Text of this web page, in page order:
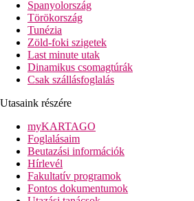
távolság a tengerparttól: közvetlen
távolság a repülőtértől: kb. 100 km
távolság a központtól: kb. 8 km
távolság a vásárlási lehetőségektől:
Szobák felszereltsége
Szobák
légkondicionáló
telefon, SAT-TV
Wi-Fi ingyenesen
minibár (víz- és üdítőbekészítés
széf
kávé/teafőző
fürdőszoba (zuhanyozó,
balkon vagy terasz
Spanyolország
Törökország
Tunézia
Zöld-foki szigetek
Last minute utak
Dinamikus csomagtúrák
Csak szállásfoglalás
Utasaink részére
myKARTAGO
Foglalásaim
Beutazási információk
Hírlevél
Fakultatív programok
Fontos dokumentumok